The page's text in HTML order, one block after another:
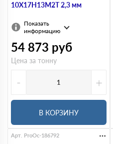
10Х17Н13М2Т 2,3 мм
Показать
информацию
54 873 руб
Цена за тонну
- +
В КОРЗИНУ
Арт. ProOc-186792